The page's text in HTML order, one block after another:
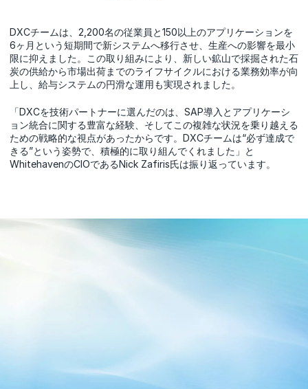
DXCチームは、2,200名の従業員と150以上のアプリケーションを
6ヶ月という短期間で新システムへ移行させ、生産への影響を最小
限に抑えました。この取り組みにより、新しい鉱山で採掘された石
炭の供給から市場出荷までのライフサイクルにおける業務効率が向
上し、給与システムの円滑な運用も実現されました。
「DXCを技術パートナーに選んだのは、SAP導入とアプリケーシ
ョン統合に関する豊富な経験、そしてこの複雑な状況を乗り越える
ための戦略的な視点があったからです。DXCチームは“必ず達成で
きる”という姿勢で、積極的に取り組んでくれました」と
WhitehavenのCIOであるNick Zafiris氏は振り返っています。